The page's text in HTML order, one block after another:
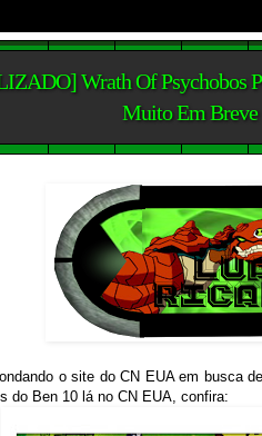
Wrath Of Psychobos
Muito Em Breve
o site do CN EUA em busca
do Ben 10 lá no CN EUA, confira: